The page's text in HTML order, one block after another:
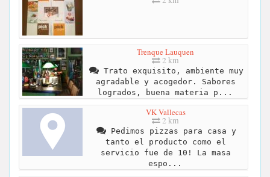
Trenque Lauquen
2 km
Trato exquisito, ambiente muy
agradable y acogedor. Sabores
logrados, buena materia p...
VK Vallecas
2 km
Pedimos pizzas para casa y
tanto el producto como el
servicio fue de 10! La masa
espo...